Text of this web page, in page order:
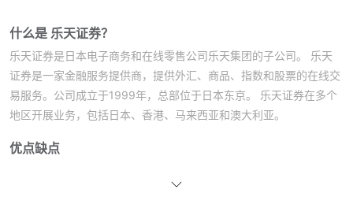
什么是 乐天证券？
乐天证券是日本电子商务和在线零售公司乐天集团的子公司。 乐天
证券是一家金融服务提供商，提供外汇、商品、指数和股票的在线交
易服务。公司成立于1999年，总部位于日本东京。 乐天证券在多个
地区开展业务，包括日本、香港、马来西亚和澳大利亚。
优点缺点
mt4 交易平台、先进的图表和分析工具以及某些服务的低费用。然